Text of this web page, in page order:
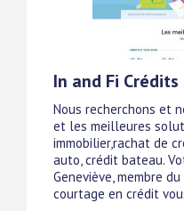
In and Fi
Nous recherchons et
et les meilleures
immobilier,rachat de
auto, crédit bateau.
Geneviève, membre
courtage en crédit